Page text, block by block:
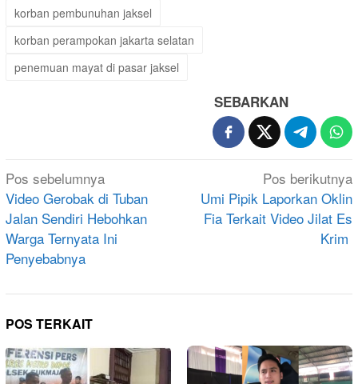
korban pembunuhan jaksel
korban perampokan jakarta selatan
penemuan mayat di pasar jaksel
SEBARKAN
Navigasi
pos
Pos sebelumnya
Video Gerobak di Tuban
Jalan Sendiri Hebohkan
Warga Ternyata Ini
Penyebabnya
Pos berikutnya
Umi Pipik Laporkan Oklin
Fia Terkait Video Jilat Es
Krim
POS TERKAIT